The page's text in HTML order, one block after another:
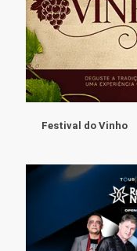
Festival do Vinho